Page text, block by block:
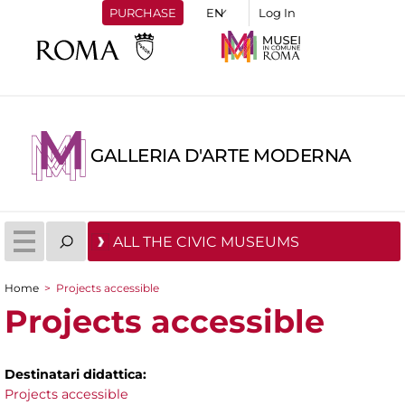
PURCHASE Log In
GALLERIA D'ARTE MODERNA
ALL THE CIVIC MUSEUMS
You are here
Home > Projects accessible
Projects accessible
Destinatari didattica:
Projects accessible